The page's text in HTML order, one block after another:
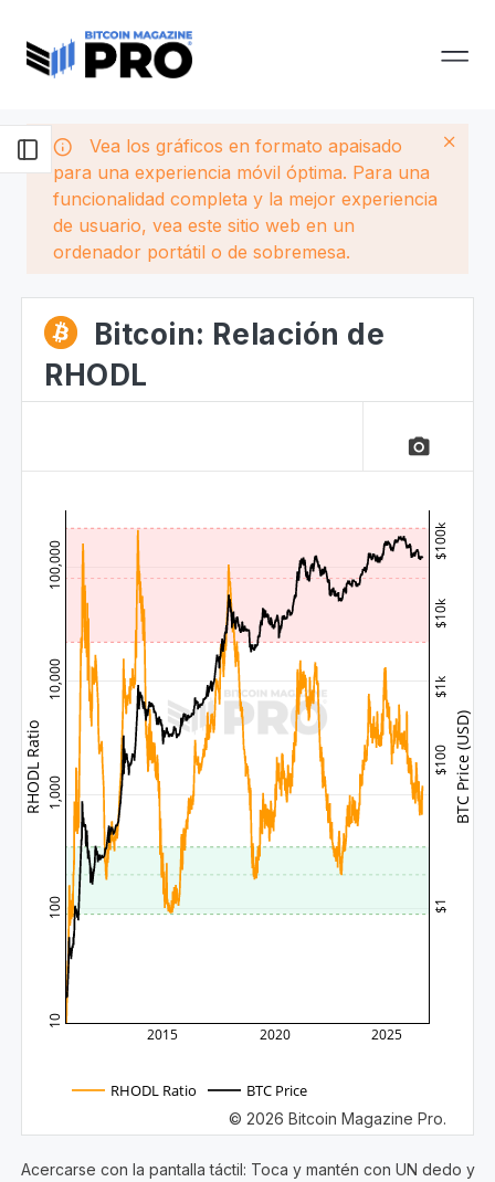
Vea los gráficos en formato apaisado
para una experiencia móvil óptima. Para una
funcionalidad completa y la mejor experiencia
de usuario, vea este sitio web en un
ordenador portátil o de sobremesa.
Bitcoin: Relación de
RHODL
camera_alt
2015 2020 2025
10
100
1,000
10,000
100,000
$1
$100
$1k
$10k
$100k
RHODL Ratio BTC Price
BTC Price (USD)
RHODL Ratio
© 2026 Bitcoin Magazine Pro.
Acercarse con la pantalla táctil: Toca y mantén con UN dedo y